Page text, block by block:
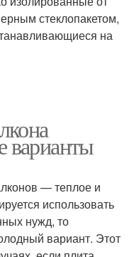
стеклопакетом,
на
варианты
— теплое и
использовать
нужд, то
вариант. Этот